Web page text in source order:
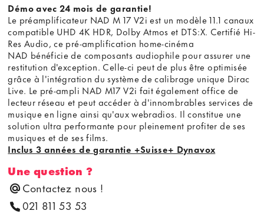
Démo avec 24 mois de garantie!
Le préamplificateur NAD M 17 V2i est un modèle 11.1 canaux
compatible UHD 4K HDR, Dolby Atmos et DTS:X. Certifié Hi-
Res Audio, ce pré-amplification home-cinéma
NAD bénéficie de composants audiophile pour assurer une
restitution d'exception. Celle-ci peut de plus être optimisée
grâce à l'intégration du système de calibrage unique Dirac
Live. Le pré-ampli NAD M17 V2i fait également office de
lecteur réseau et peut accéder à d'innombrables services de
musique en ligne ainsi qu'aux webradios. Il constitue une
solution ultra performante pour pleinement profiter de ses
musiques et de ses films.
Inclus 3 années de garantie +Suisse+ Dynavox
Une question ?
Contactez nous !
021 811 53 53